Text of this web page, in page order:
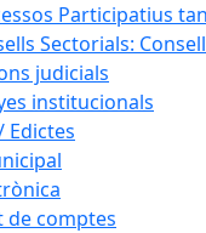
Participatius
Sectorials:
judicials
institucionals
Edictes
de comptes